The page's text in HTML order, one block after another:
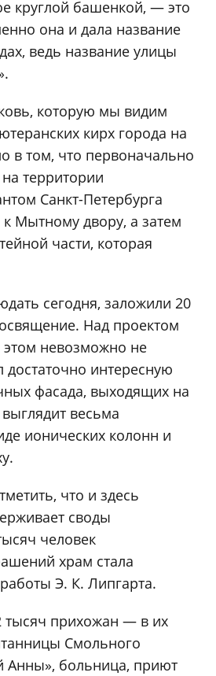
круглой башенкой, — это
она и дала название
ведь название улицы
которую мы видим
кирх города на
в том, что первоначально
территории
Санкт-Петербурга
Мытному двору, а затем
части, которая
сегодня, заложили 20
Над проектом
этом невозможно не
достаточно интересную
фасада, выходящих на
весьма
ионических колонн и
что и здесь
своды
человек
храм стала
Э. К. Липгарта.
тысяч прихожан — в их
Смольного
Анны», больница, приют